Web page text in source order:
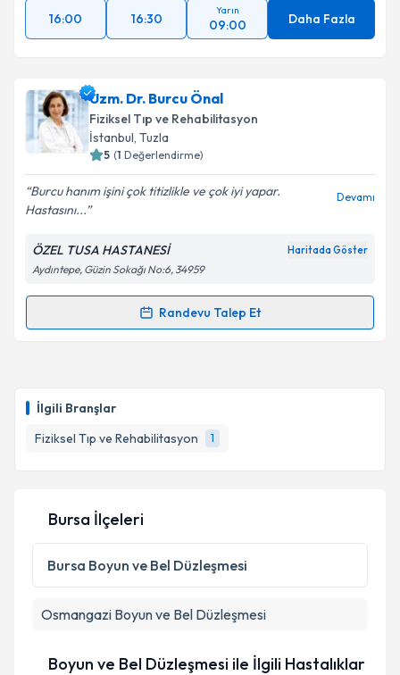
İlgili Branşlar
Fiziksel Tıp ve Rehabilitasyon
1
16:00 16:30
Yarın
09:00 Daha Fazla
Uzm. Dr. Burcu Önal
Fiziksel Tıp ve Rehabilitasyon
İstanbul, Tuzla
5 (1 Değerlendirme)
Burcu hanım işini çok titizlikle ve çok iyi yapar.
Hastasını...
Devamı
ÖZEL TUSA HASTANESİ Haritada Göster
Aydıntepe, Güzin Sokağı No:6, 34959
Randevu Talep Et
Randevu Takvimi Talebi
takvim hazırlandığında e-posta ile bilgilendireceğiz.
Kişisel verilerimin işlenmesine ilişkinAydınlatma
Metni
'ni okudum ve kişisel verilerimin belirtilen
kapsamda işlenmesini kabul ediyorum.
Bursa İlçeleri
Bursa Boyun ve Bel Düzleşmesi
Osmangazi Boyun ve Bel Düzleşmesi
Boyun ve Bel Düzleşmesi ile İlgili Hastalıklar